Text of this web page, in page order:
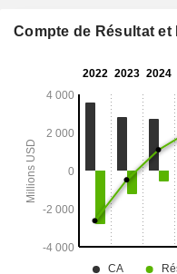
services de livraison et
garantie, les
comprend les
connectés et les
Peloton.
Compte de Résultat et